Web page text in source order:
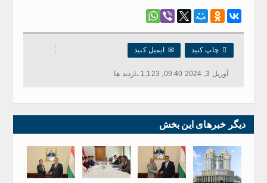
 چاپ کنید ✉ایمیل کنید
آوریل 3, 2024 09:40, 1,123 بازدید ها
دیگر خبرهای این بخش